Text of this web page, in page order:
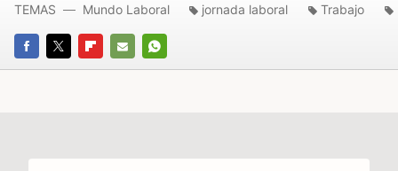
FACEBOOK
TWITTERFLIPBOARD
E-
WHATSAPP
TEMAS Mundo Laboral jornada laboral Trabajo